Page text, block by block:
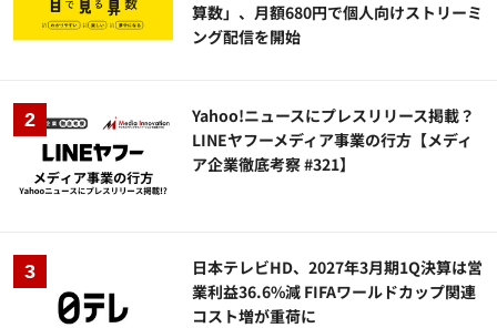
算数」、月額680円で個人向けストリーミ
ング配信を開始
Yahoo!ニュースにプレスリリース掲載？
LINEヤフーメディア事業の行方【メディ
ア企業徹底考察 #321】
日本テレビHD、2027年3月期1Q決算は営
業利益36.6%減 FIFAワールドカップ関連
コスト増が重荷に